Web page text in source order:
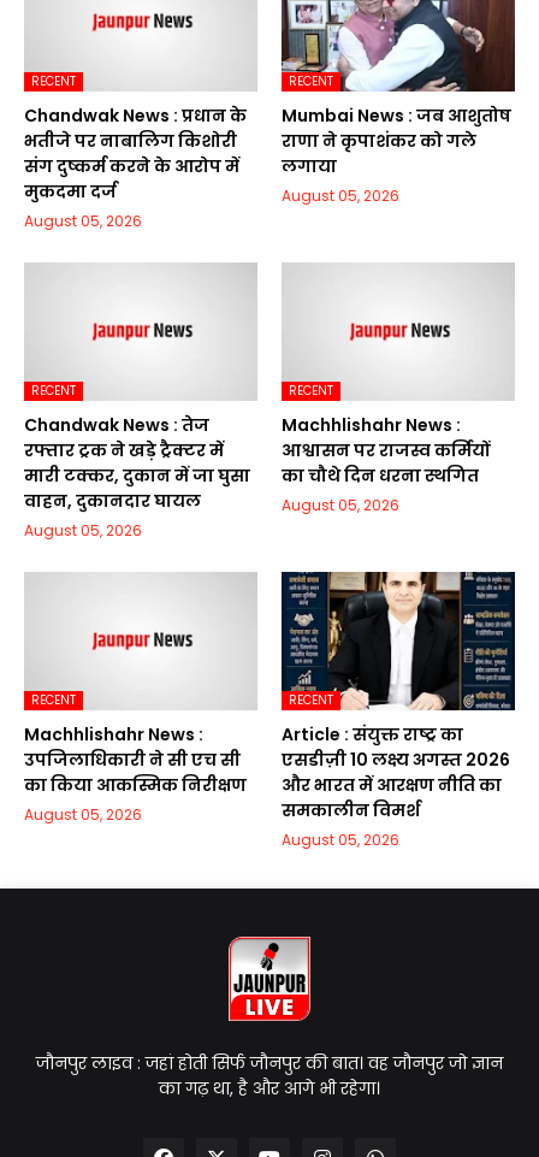
RECENT
Chandwak News : प्रधान के
भतीजे पर नाबालिग किशोरी
संग दुष्कर्म करने के आरोप में
मुकदमा दर्ज
August 05, 2026
RECENT
Mumbai News : जब आशुतोष
राणा ने कृपाशंकर को गले
लगाया
August 05, 2026
RECENT
Chandwak News : तेज
रफ्तार ट्रक ने खड़े ट्रैक्टर में
मारी टक्कर, दुकान में जा घुसा
वाहन, दुकानदार घायल
August 05, 2026
RECENT
Machhlishahr News :
आश्वासन पर राजस्व कर्मियों
का चौथे दिन धरना स्थगित
August 05, 2026
RECENT
Machhlishahr News :
उपजिलाधिकारी ने सी एच सी
का किया आकस्मिक निरीक्षण
August 05, 2026
RECENT
Article : संयुक्त राष्ट्र का
एसडीज़ी 10 लक्ष्य अगस्त 2026
और भारत में आरक्षण नीति का
समकालीन विमर्श
August 05, 2026
जौनपुर लाइव : जहां होती सिर्फ जौनपुर की बात। वह जौनपुर जो ज्ञान
का गढ़ था, है और आगे भी रहेगा।